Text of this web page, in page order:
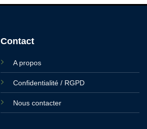
Contact
A propos
Confidentialité / RGPD
Nous contacter